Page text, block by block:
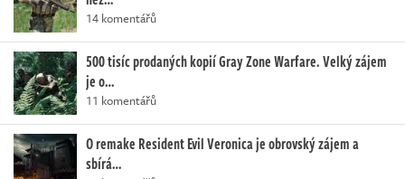
14 komentářů
500 tisíc prodaných kopií Gray Zone Warfare. Velký zájem
je o…
11 komentářů
O remake Resident Evil Veronica je obrovský zájem a
sbírá…